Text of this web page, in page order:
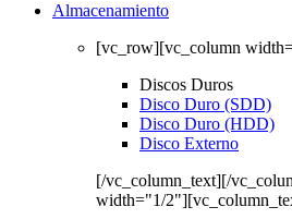
Almacenamiento
[vc_row][vc_column
Discos Duros
Disco Duro (SDD)
Disco Duro (HDD)
Disco Externo
[/vc_column_text][/
width="1/